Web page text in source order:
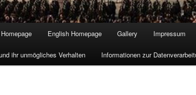
English Homepage Gallery Impressum
ihr unmögliches Verhalten Informationen zur